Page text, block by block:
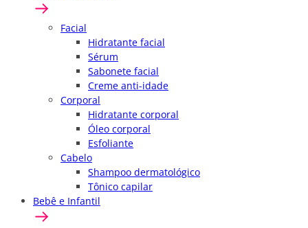
Facial
Hidratante facial
Sérum
Sabonete facial
Creme anti-idade
Corporal
Hidratante corporal
Óleo corporal
Esfoliante
Cabelo
Shampoo dermatológico
Tônico capilar
Bebê e Infantil